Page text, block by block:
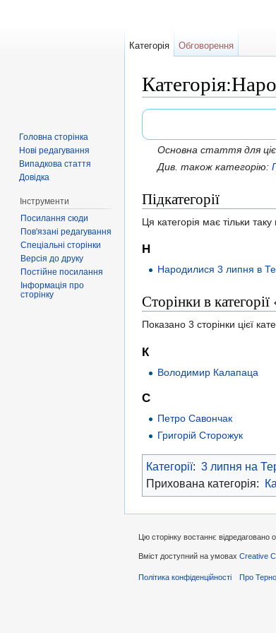
Основна стаття для
Див. також категорію:
Підкатегорії
Ця категорія має тільки таку
Н
Народилися 3 липня в
Сторінки в
Показано 3 сторінки цієї
К
Володимир Калапаца
С
Петро Савончак
Григорій Сторожук
Категорії: 3 липня на
Прихована категорія:
Категорія Обговорення
Головна сторінка
Нові редагування
Випадкова стаття
Довідка
Інструменти
Посилання сюди
Пов'язані редагування
Спеціальні сторінки
Версія до друку
Постійне посилання
Інформація про
сторінку
Цю сторінку востаннє відредаговано
Вміст доступний на умовах Creative
Політика конфіденційності Про